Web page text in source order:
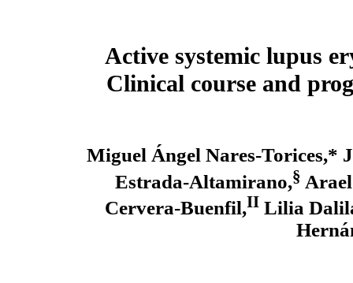
Active systemic lupus
Clinical course and
Miguel Ángel Nares-Torices,*
Estrada-Altamirano,§
Cervera-Buenfil,II Lilia